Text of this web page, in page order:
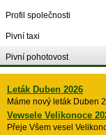
Profil společnosti
Pivní taxi
Pivní pohotovost
Leták Duben 2026
Máme nový leták Duben
Vewsele Velikonoce
Přeje Všem vesel